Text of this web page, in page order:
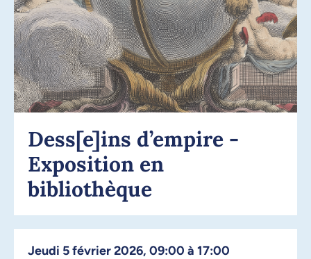
Dess[e]ins d’empire -
Exposition en
bibliothèque
jeudi 5 février 2026, 09:00 à 17:00